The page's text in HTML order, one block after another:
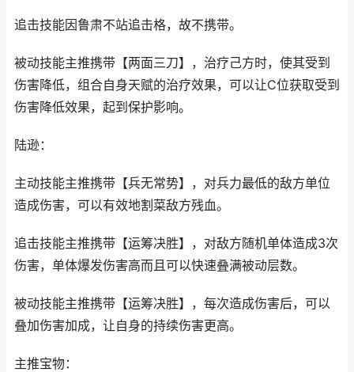
追击技能因鲁肃不站追击格，故不携带。
被动技能主推携带【两面三刀】，治疗己方时，使其受到
伤害降低，组合自身天赋的治疗效果，可以让C位获取受到
伤害降低效果，起到保护影响。
陆逊：
主动技能主推携带【兵无常势】，对兵力最低的敌方单位
造成伤害，可以有效地割菜敌方残血。
追击技能主推携带【运筹决胜】，对敌方随机单体造成3次
伤害，单体爆发伤害高而且可以快速叠满被动层数。
被动技能主推携带【运筹决胜】，每次造成伤害后，可以
叠加伤害加成，让自身的持续伤害更高。
主推宝物：